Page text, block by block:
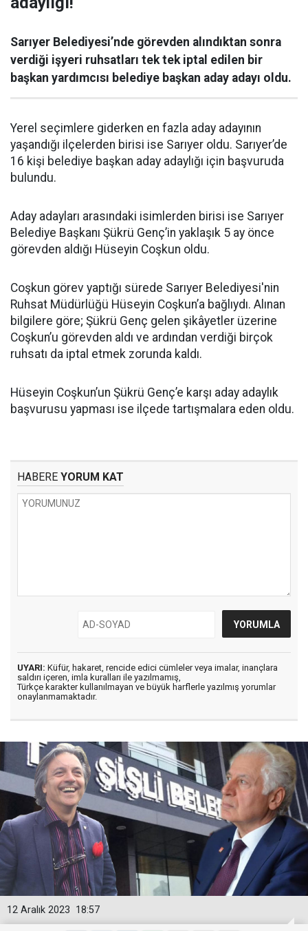
Sarıyer Belediyesi’nde görevden alındıktan sonra
verdiği işyeri ruhsatları tek tek iptal edilen bir
başkan yardımcısı belediye başkan aday adayı oldu.
Yerel seçimlere giderken en fazla aday adayının
yaşandığı ilçelerden birisi ise Sarıyer oldu. Sarıyer’de
16 kişi belediye başkan aday adaylığı için başvuruda
bulundu.
Aday adayları arasındaki isimlerden birisi ise Sarıyer
Belediye Başkanı Şükrü Genç’in yaklaşık 5 ay önce
görevden aldığı Hüseyin Coşkun oldu.
Coşkun görev yaptığı sürede Sarıyer Belediyesi'nin
Ruhsat Müdürlüğü Hüseyin Coşkun’a bağlıydı. Alınan
bilgilere göre; Şükrü Genç gelen şikâyetler üzerine
Coşkun’u görevden aldı ve ardından verdiği birçok
ruhsatı da iptal etmek zorunda kaldı.
Hüseyin Coşkun’un Şükrü Genç’e karşı aday adaylık
başvurusu yapması ise ilçede tartışmalara eden oldu.
HABERE YORUM KAT
UYARI: Küfür, hakaret, rencide edici cümleler veya imalar, inançlara
saldırı içeren, imla kuralları ile yazılmamış,
Türkçe karakter kullanılmayan ve büyük harflerle yazılmış yorumlar
onaylanmamaktadır.
18:57
12 Aralık 2023